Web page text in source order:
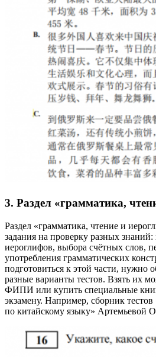
3. Раздел «грамматика,
Раздел «грамматика, чтение и
задания на проверку разных
иероглифов, выбора счётных слов,
употребления грамматических
подготовиться к этой части, нужно
разные варианты тестов. Взять их
ФИПИ или купить специальные
экзамену. Например, сборник
по китайскому языку» Артемьевой